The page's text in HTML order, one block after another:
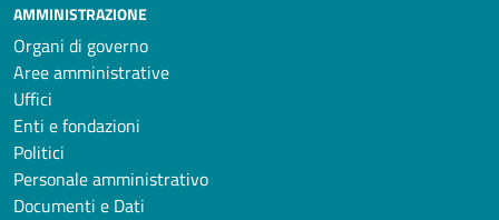
AMMINISTRAZIONE
Organi di governo
Aree amministrative
Uffici
Enti e fondazioni
Politici
Personale amministrativo
Documenti e Dati